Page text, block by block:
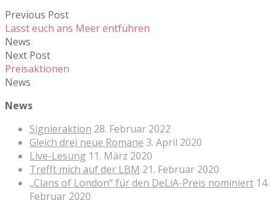
Previous Post
Lasst euch ans Meer entführen
News
Next Post
Preisaktionen
News
News
Signieraktion 28. Februar 2022
Gleich drei neue Romane 3. April 2020
Live-Lesung 11. März 2020
Trefft mich auf der LBM 21. Februar 2020
„Clans of London“ für den DeLiA-Preis nominiert 14.
Februar 2020